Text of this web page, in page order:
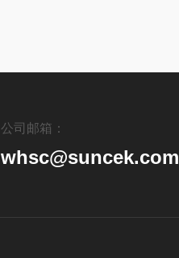
公司邮箱：
whsc@suncek.com